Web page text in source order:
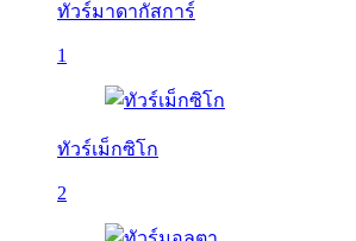
ทัวร์มาดากัสการ์
1
ทัวร์เม็กซิโก
2